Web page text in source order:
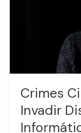
Crimes
Invadir
Código
Penal